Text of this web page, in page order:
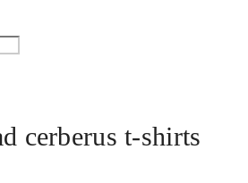
cerberus t-shirts